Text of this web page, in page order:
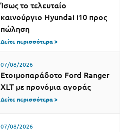
Ίσως το τελευταίο
καινούργιο Hyundai i10 προς
πώληση
Δείτε περισσότερα >
07/08/2026
Ετοιμοπαράδοτο Ford Ranger
XLT με προνόμια αγοράς
Δείτε περισσότερα >
07/08/2026